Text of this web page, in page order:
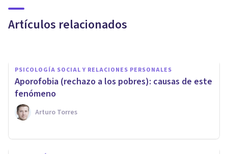
Artículos relacionados
Gordon Allport
PSICOLOGÍA SOCIAL Y RELACIONES PERSONALES
​Aporofobia (rechazo a los pobres): causas de este
fenómeno
Arturo Torres